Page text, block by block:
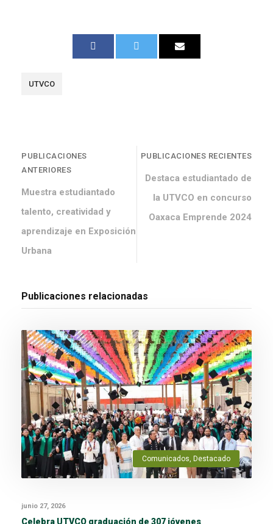
UTVCO
PUBLICACIONES
ANTERIORES
Muestra estudiantado
talento, creatividad y
aprendizaje en Exposición
Urbana
PUBLICACIONES RECIENTES
Destaca estudiantado de
la UTVCO en concurso
Oaxaca Emprende 2024
Publicaciones relacionadas
Comunicados, Destacado
junio 27, 2026
Celebra UTVCO graduación de 307 jóvenes